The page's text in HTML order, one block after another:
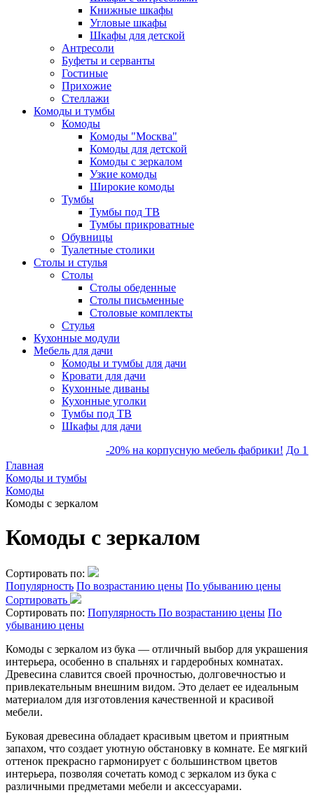
Книжные шкафы
Угловые шкафы
Шкафы для детской
Антресоли
Буфеты и серванты
Гостиные
Прихожие
Стеллажи
Комоды и тумбы
Комоды
Комоды "Москва"
Комоды для детской
Комоды с зеркалом
Узкие комоды
Широкие комоды
Тумбы
Тумбы под ТВ
Тумбы прикроватные
Обувницы
Туалетные столики
Столы и стулья
Столы
Столы обеденные
Столы письменные
Столовые комплекты
Стулья
Кухонные модули
Мебель для дачи
Комоды и тумбы для дачи
Кровати для дачи
Кухонные диваны
Кухонные уголки
Тумбы под ТВ
Шкафы для дачи
-20% на корпусную мебель фабрики! До 1
Главная
Комоды и тумбы
Комоды
Комоды с зеркалом
Комоды с зеркалом
Сортировать по:
Популярность По возрастанию цены По убыванию цены
Сортировать
Сортировать по: Популярность По возрастанию цены По
убыванию цены
Комоды с зеркалом из бука — отличный выбор для украшения
интерьера, особенно в спальнях и гардеробных комнатах.
Древесина славится своей прочностью, долговечностью и
привлекательным внешним видом. Это делает ее идеальным
материалом для изготовления качественной и красивой
мебели.
Буковая древесина обладает красивым цветом и приятным
запахом, что создает уютную обстановку в комнате. Ее мягкий
оттенок прекрасно гармонирует с большинством цветов
интерьера, позволяя сочетать комод с зеркалом из бука с
различными предметами мебели и аксессуарами.